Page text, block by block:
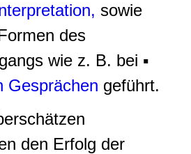
sowie
des
wie z. B. bei ▪
Gesprächen geführt.
den Erfolg der